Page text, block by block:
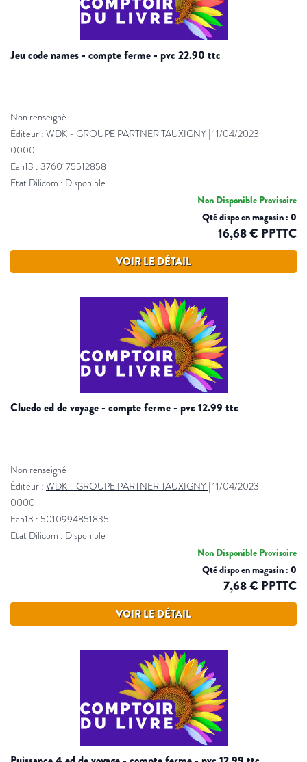
jeu code names - compte ferme - pvc 22.90 ttc
Non renseigné
Éditeur : WDK - GROUPE PARTNER TAUXIGNY | 11/04/2023
0000
Ean13 : 3760175512858
Etat Dilicom : Disponible
Non Disponible Provisoire
Qté dispo en magasin : 0
16,68 € PPTTC
VOIR LE DÉTAIL
cluedo ed de voyage - compte ferme - pvc 12.99 ttc
Non renseigné
Éditeur : WDK - GROUPE PARTNER TAUXIGNY | 11/04/2023
0000
Ean13 : 5010994851835
Etat Dilicom : Disponible
Non Disponible Provisoire
Qté dispo en magasin : 0
7,68 € PPTTC
VOIR LE DÉTAIL